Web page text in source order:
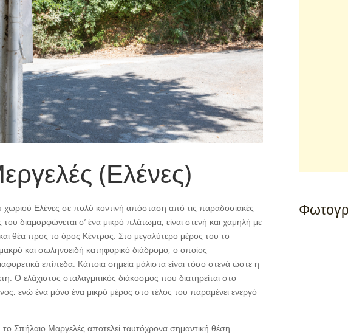
(Ελένες)
χωριού Ελένες σε πολύ κοντινή απόσταση από τις παραδοσιακές
διαμορφώνεται σ’ ένα μικρό πλάτωμα, είναι στενή και χαμηλή με
θέα προς το όρος Κέντρος. Στο μεγαλύτερο μέρος του το
και σωληνοειδή κατηφορικό διάδρομο, ο οποίος
επίπεδα. Κάποια σημεία μάλιστα είναι τόσο στενά ώστε η
Ο ελάχιστος σταλαγμιτικός διάκοσμος που διατηρείται στο
ενώ ένα μόνο ένα μικρό μέρος στο τέλος του παραμένει ενεργό
το Σπήλαιο Μαργελές αποτελεί ταυτόχρονα σημαντική θέση